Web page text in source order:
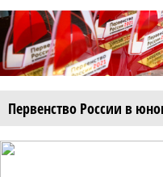
Первенство России в